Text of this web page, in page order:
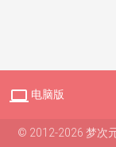
 电脑版
© 2012-2026 梦次